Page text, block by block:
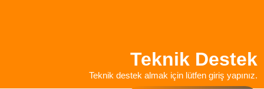
Teknik Destek
Teknik destek almak için lütfen giriş yapınız.